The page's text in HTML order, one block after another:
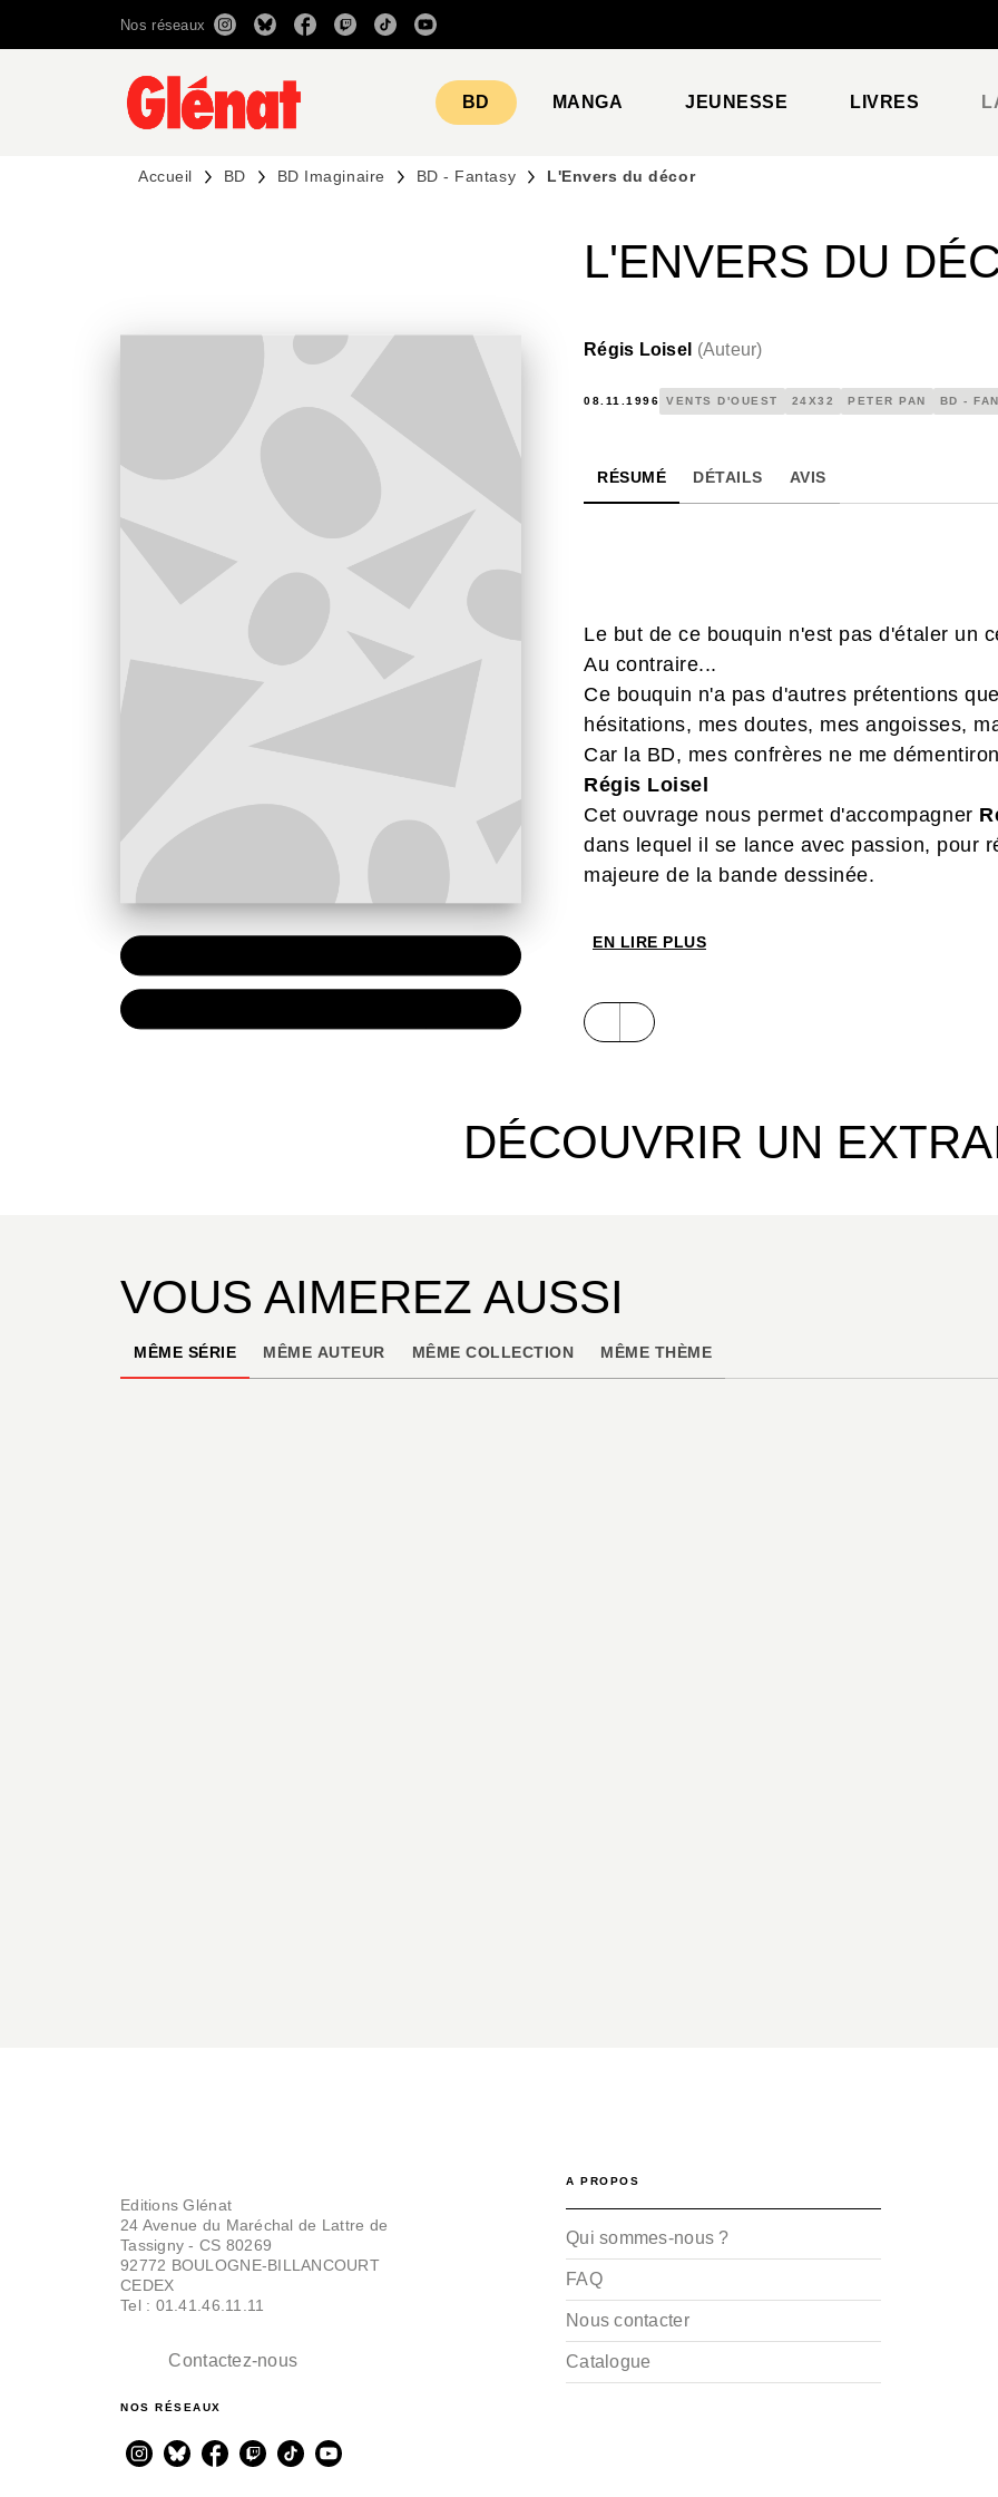
RECHERCHE CONTENU
Nos réseaux
BD MANGA JEUNESSE LIVRES
Accueil BD BD Imaginaire BD - Fantasy L'Envers du décor
L'ENVERS DU
Régis Loisel (Auteur)
08.11.1996 VENTS D'OUEST 24X32 PETER PAN BD -
RÉSUMÉ DÉTAILS AVIS
Le but de ce bouquin n'est pas d'étaler un
Au contraire...
Ce bouquin n'a pas d'autres prétentions
hésitations, mes doutes, mes angoisses,
Car la BD, mes confrères ne me
Régis Loisel
Cet ouvrage nous permet d'accompagner
dans lequel il se lance avec passion, pour
majeure de la bande dessinée.
EN LIRE PLUS
DÉCOUVRIR UN
VOUS AIMEREZ AUSSI
MÊME SÉRIE MÊME AUTEUR MÊME COLLECTION MÊME THÈME
Editions Glénat
24 Avenue du Maréchal de Lattre de
Tassigny - CS 80269
92772 BOULOGNE-BILLANCOURT
CEDEX
Tel : 01.41.46.11.11
Contactez-nous
NOS RÉSEAUX
A PROPOS
Qui sommes-nous ?
FAQ
Nous contacter
Catalogue